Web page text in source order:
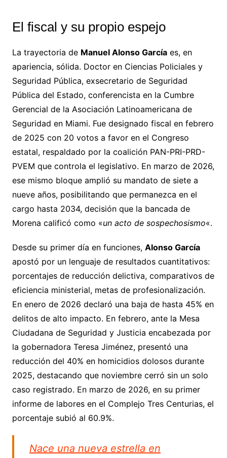
El fiscal y su propio espejo
La trayectoria de Manuel Alonso Garcíaes, en
apariencia, sólida. Doctor en Ciencias Policiales y
Seguridad Pública, exsecretario de Seguridad
Pública del Estado, conferencista en la Cumbre
Gerencial de la Asociación Latinoamericana de
Seguridad en Miami. Fue designado fiscal en febrero
de 2025 con 20 votos a favor en el Congreso
estatal, respaldado por la coalición PAN-PRI-PRD-
PVEM que controla el legislativo. En marzo de 2026,
ese mismo bloque amplió su mandato de siete a
nueve años, posibilitando que permanezca en el
cargo hasta 2034, decisión que la bancada de
Morena calificó como «un acto de sospechosismo«.
Desde su primer día en funciones, Alonso García
apostó por un lenguaje de resultados cuantitativos:
porcentajes de reducción delictiva, comparativos de
eficiencia ministerial, metas de profesionalización.
En enero de 2026 declaró una baja de hasta 45% en
delitos de alto impacto. En febrero, ante la Mesa
Ciudadana de Seguridad y Justicia encabezada por
la gobernadora Teresa Jiménez, presentó una
reducción del 40% en homicidios dolosos durante
2025, destacando que noviembre cerró sin un solo
caso registrado. En marzo de 2026, en su primer
informe de labores en el Complejo Tres Centurias, el
porcentaje subió al 60.9%.
Nace una nueva estrella en